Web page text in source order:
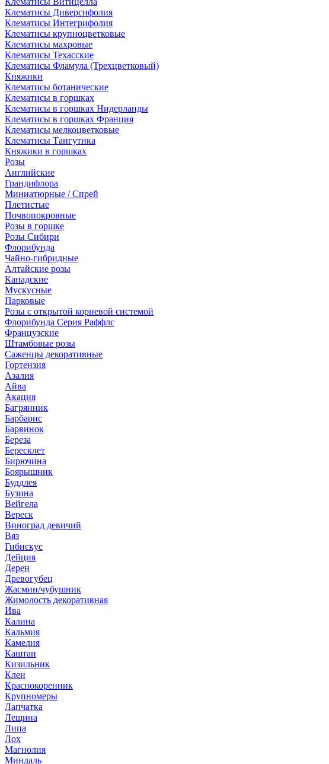
Клематисы Диверсифолия
Клематисы Интегрифолия
Клематисы крупноцветковые
Клематисы махровые
Клематисы Техасские
Клематисы Фламула (Трехцветковый)
Княжики
Клематисы ботанические
Клематисы в горшках
Клематисы в горшках Нидерланды
Клематисы в горшках Франция
Клематисы мелкоцветковые
Клематисы Тангутика
Княжики в горшках
Розы
Английские
Грандифлора
Миниатюрные / Спрей
Плетистые
Почвопокровные
Розы в горшке
Розы Сибири
Флорибунда
Чайно-гибридные
Алтайские розы
Канадские
Мускусные
Парковые
Розы с открытой корневой системой
Флорибунда Серия Раффлс
Французские
Штамбовые розы
Саженцы декоративные
Гортензия
Азалия
Айва
Акация
Багрянник
Барбарис
Барвинок
Береза
Бересклет
Бирючина
Боярышник
Буддлея
Бузина
Вейгела
Вереск
Виноград девичий
Вяз
Гибискус
Дейция
Дерен
Древогубец
Жасмин/чубушник
Жимолость декоративная
Ива
Калина
Кальмия
Камелия
Каштан
Кизильник
Клен
Краснокоренник
Крупномеры
Лапчатка
Лещина
Липа
Лох
Магнолия
Миндаль